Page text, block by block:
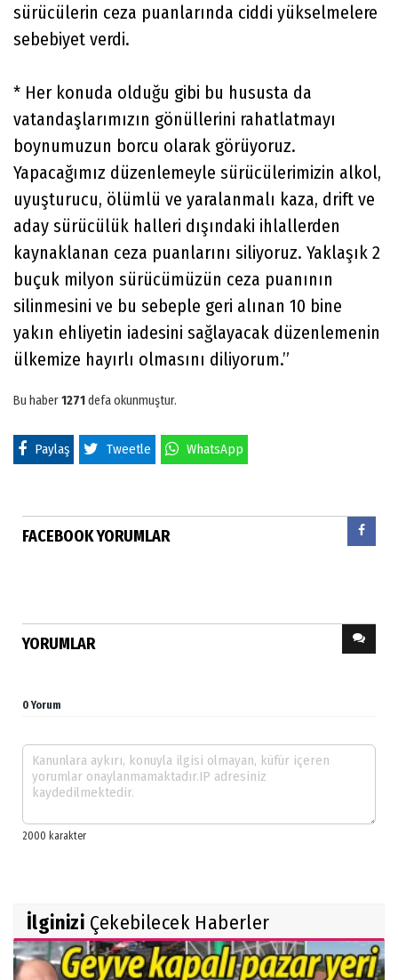
sürücülerin ceza puanlarında ciddi yükselmelere
sebebiyet verdi.
* Her konuda olduğu gibi bu hususta da
vatandaşlarımızın gönüllerini rahatlatmayı
boynumuzun borcu olarak görüyoruz.
Yapacağımız düzenlemeyle sürücülerimizin alkol,
uyuşturucu, ölümlü ve yaralanmalı kaza, drift ve
aday sürücülük halleri dışındaki ihlallerden
kaynaklanan ceza puanlarını siliyoruz. Yaklaşık 2
buçuk milyon sürücümüzün ceza puanının
silinmesini ve bu sebeple geri alınan 10 bine
yakın ehliyetin iadesini sağlayacak düzenlemenin
ülkemize hayırlı olmasını diliyorum.”
Bu haber1271defa okunmuştur.
Paylaş Tweetle WhatsApp
FACEBOOK YORUMLAR
YORUMLAR
0 Yorum
İlginizi Çekebilecek Haberler